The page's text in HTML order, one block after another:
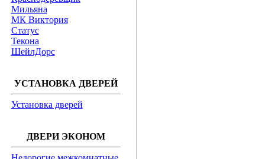
Мильяна
МК Виктория
Статус
Текона
ШейлДорс
УСТАНОВКА ДВЕРЕЙ
Установка дверей
ДВЕРИ ЭКОНОМ